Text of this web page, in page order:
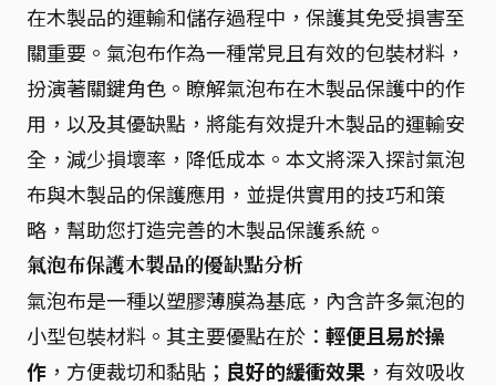
在木製品的運輸和儲存過程中，保護其免受損害至
關重要。氣泡布作為一種常見且有效的包裝材料，
扮演著關鍵角色。瞭解氣泡布在木製品保護中的作
用，以及其優缺點，將能有效提升木製品的運輸安
全，減少損壞率，降低成本。本文將深入探討氣泡
布與木製品的保護應用，並提供實用的技巧和策
略，幫助您打造完善的木製品保護系統。
氣泡布保護木製品的優缺點分析
氣泡布是一種以塑膠薄膜為基底，內含許多氣泡的
小型包裝材料。其主要優點在於： 輕便且易於操
作 ，方便裁切和黏貼； 良好的緩衝效果 ，有效吸收